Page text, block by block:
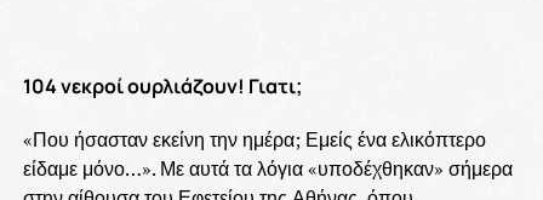
104 νεκροί ουρλιάζουν! Γιατι;
«Που ήσασταν εκείνη την ημέρα; Εμείς ένα ελικόπτερο
είδαμε μόνο…». Με αυτά τα λόγια «υποδέχθηκαν» σήμερα